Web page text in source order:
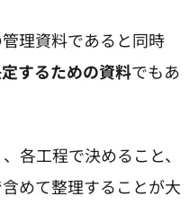
理資料であると同時
するための資料でもあ
各工程で決めること、
めて整理することが大